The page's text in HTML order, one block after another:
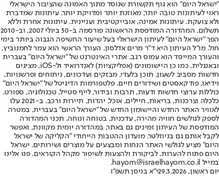
"ישראל היום" הוא גוף תקשורת שנוסד מתוך האמונה שהציבור הישראלי
ראוי לעיתונות טובה יותר, מאוזנת יותר ומדויקת יותר. עיתונות שמדברת
ולא צועקת. עיתונות אמינה, אובייקטיבית ועניינית. עיתונות אחרת וללא
תשלום. המהדורה המודפסת הראשונה פורסמה ב-30 ביולי 2007, וב-2010
הפך "ישראל היום" לעיתון הישראלי בעל שיעור החשיפה הגבוה ביותר בימי
חול. מו"ל העיתון היא ד"ר מרים אדלסון. העורך הראשי הוא עמר לחמנוביץ,
והעורך המייסד הוא עמוס רגב. אתרי האינטרנט של "ישראל היום" בעברית
ובאנגלית, כמו כן היישומונים (אפליקציות) לאנדרואיד ול-iOS, מציגים
חדשות מסביב לשעון, תוכן בלעדי, מבזקים ועדכונים, ניתוחים ופרשנויות,
וידיאו, פודקאסטים ושידורים חיים. פלטפורמות הדיגיטל של "ישראל היום"
כוללות ערוצי חדשות ודעות, תרבות ובידור, לייף סטייל, טכנולוגיה, ספורט,
כלכלה וצרכנות, בריאות, חיילים, אוכל, יהדות, תיירות ורכב. ב-2021 עלו
לאוויר האתר החדש והיישומון החדש של "ישראל היום" בעברית, במטרה
לספק לגולשים חוויה מהירה, עדכנית, בטוחה ונוחה. תכני המהדורה
המודפסת של העיתון זמינים גם באתר, במהדורה יומית מקוונת, ואפשר
לקבל אותם גם בניוזלטר. מועדון ההטבות הייחודי "הקליקה של ישראל
היום" מציע לגולשי האתר הנחות ומבצעים על מוצרים ושירותים. ישראל
היום פתוח להערות, לביקורת ולהצעות לשיפור מקהל הקוראים. פנו אלינו
במייל hayom@israelhayom.co.il.
יום ראשון, 29.3.2026
י"א בניסן תשפ"ו